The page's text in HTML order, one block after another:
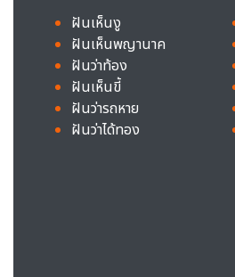
ฝันเห็นงู
ฝันเห็นพญานาค
ฝันว่าท้อง
ฝันเห็นขี้
ฝันว่ารถหาย
ฝันว่าได้ทอง